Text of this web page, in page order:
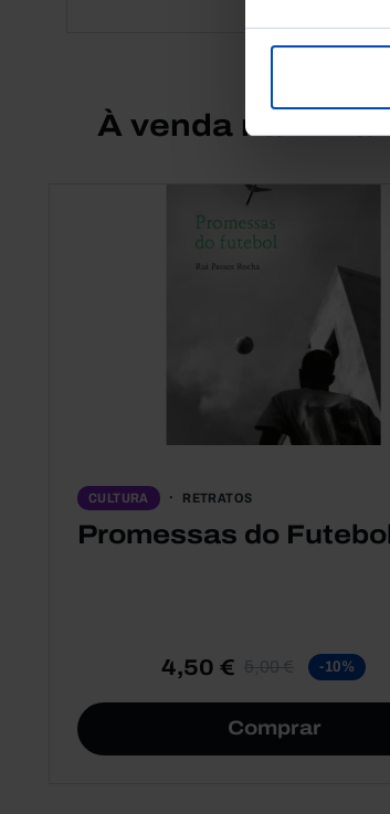
À venda na
CULTURA RETRATOS
Promessas do
4,50 € 5,00 € -10%
Comprar